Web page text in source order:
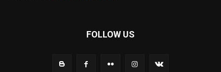
FOLLOW US